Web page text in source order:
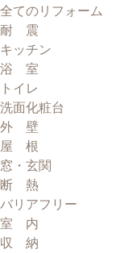
全てのリフォーム
耐 震
キッチン
浴 室
トイレ
洗面化粧台
外 壁
屋 根
窓・玄関
断 熱
バリアフリー
室 内
収 納